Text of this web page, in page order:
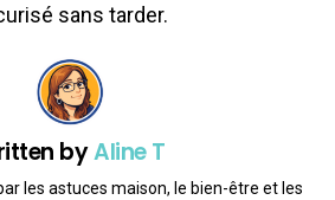
sans tarder.
byAline T
les astuces maison, le bien-être et les